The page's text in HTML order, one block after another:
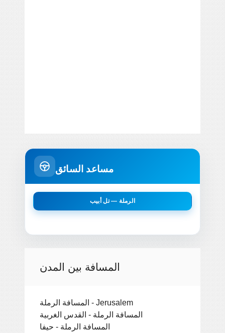
مساعد السائق
الرملة — تل أبيب
المسافة بين المدن
المسافة الرملة - Jerusalem
المسافة الرملة - القدس الغربية
المسافة الرملة - حيفا